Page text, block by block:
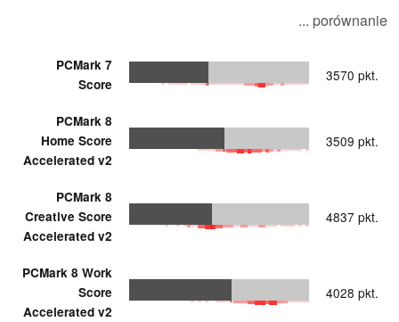
... porównanie
PCMark 7
Score
3570 pkt.
PCMark 8
Home Score
Accelerated v2
3509 pkt.
PCMark 8
Creative Score
Accelerated v2
4837 pkt.
PCMark 8 Work
Score
Accelerated v2
4028 pkt.